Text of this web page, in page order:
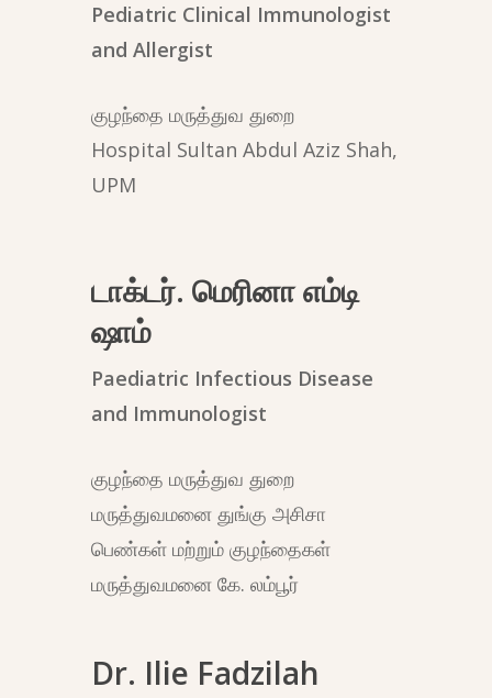
Pediatric Clinical Immunologist
and Allergist
குழந்தை மருத்துவ துறை
Hospital Sultan Abdul Aziz Shah,
UPM
டாக்டர். மெரினா எம்டி
ஷாம்
Paediatric Infectious Disease
and Immunologist
குழந்தை மருத்துவ துறை
மருத்துவமனை துங்கு அசிசா
பெண்கள் மற்றும் குழந்தைகள்
மருத்துவமனை கே. லம்பூர்
Dr. Ilie Fadzilah